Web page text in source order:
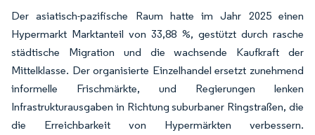
Der asiatisch-pazifische Raum hatte im Jahr 2025 einen
Hypermarkt Marktanteil von 33,88 %, gestützt durch rasche
städtische Migration und die wachsende Kaufkraft der
Mittelklasse. Der organisierte Einzelhandel ersetzt zunehmend
informelle Frischmärkte, und Regierungen lenken
Infrastrukturausgaben in Richtung suburbaner Ringstraßen, die
die Erreichbarkeit von Hypermärkten verbessern.